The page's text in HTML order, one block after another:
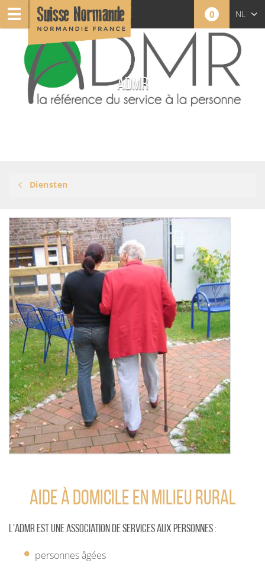
0 NL
ADMR
Diensten
AIDE À DOMICILE EN MILIEU RURAL
L'ADMR est une association de services aux personnes :
personnes âgées